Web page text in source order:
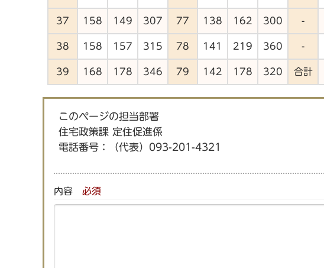
37 158 149 307 77 138 162 300 -
38 158 157 315 78 141 219 360 -
39 168 178 346 79 142 178 320 合計
このページの担当部署
住宅政策課 定住促進係
電話番号：
（代表）093-201-4321
内容 必須